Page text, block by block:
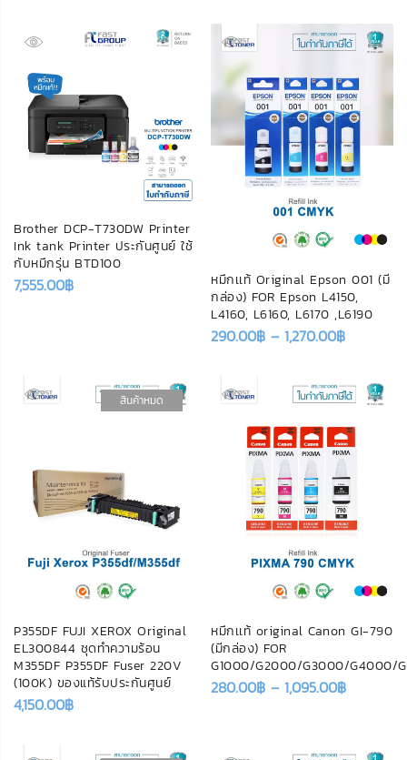
Brother DCP-T730DW Printer
Ink tank Printer ประกันศูนย์ ใช้
กับหมึกรุ่น BTD100
7,555.00฿
หมึกเเท้ Original Epson 001 (มี
กล่อง) FOR Epson L4150,
L4160, L6160, L6170 ,L6190
290.00฿ – 1,270.00฿
สินค้าหมด
P355DF FUJI XEROX Original
EL300844 ชุดทำความร้อน
M355DF P355DF Fuser 220V
(100K) ของแท้รับประกันศูนย์
4,150.00฿
หมึกเเท้ original Canon GI-790
(มีกล่อง) FOR
G1000/G2000/G3000/G4000/
280.00฿ – 1,095.00฿